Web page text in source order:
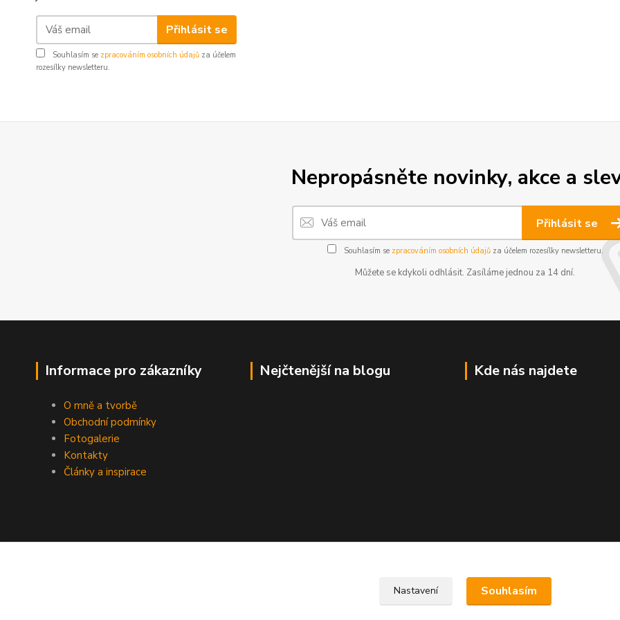
Přihlásit se
Souhlasím se zpracováním osobních údajů za účelem
rozesílky newsletteru.
Nepropásněte novinky, akce a
Přihlásit se
Souhlasím se zpracováním osobních údajůza účelem rozesílky newsletteru.
Můžete se kdykoli odhlásit. Zasíláme jednou za 14 dní.
Informace pro zákazníky
O mně a tvorbě
Obchodní podmínky
Fotogalerie
Kontakty
Články a inspirace
Nejčtenější na blogu Kde nás najdete
Nastavení Souhlasím